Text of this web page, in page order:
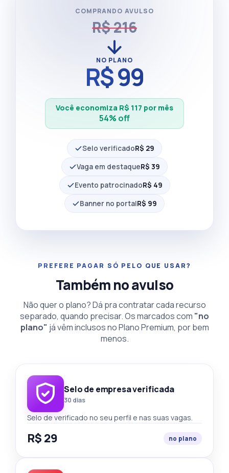
COMPRANDO AVULSO
R$ 216
NO PLANO
R$ 99
Você economiza R$ 117 por mês
54% off
Selo verificadoR$ 29
Vaga em destaqueR$ 39
Evento patrocinadoR$ 49
Banner no portalR$ 99
PREFERE PAGAR SÓ PELO QUE USAR?
Também no avulso
Não quer o plano? Dá pra contratar cada recurso
separado, quando precisar. Os marcados com "no
plano" já vêm inclusos no Plano Premium, por bem
menos.
Selo de empresa verificada
30 dias
Selo de verificado no seu perfil e nas suas vagas.
R$ 29 no plano